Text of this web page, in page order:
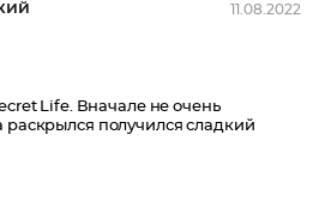
11.08.2022
Life. Вначале не очень
раскрылся получился сладкий